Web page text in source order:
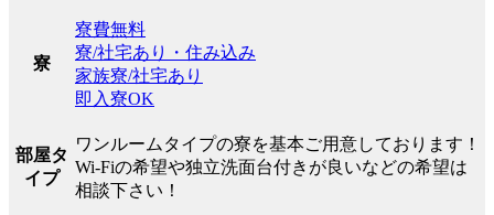
寮
寮費無料
寮/社宅あり・住み込み
家族寮/社宅あり
即入寮OK
部屋タ
イプ
ワンルームタイプの寮を基本ご用意しております！
Wi-Fiの希望や独立洗面台付きが良いなどの希望は
相談下さい！